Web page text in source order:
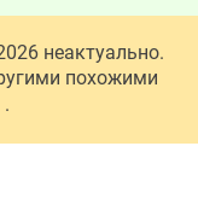
неактуально.
похожими
.